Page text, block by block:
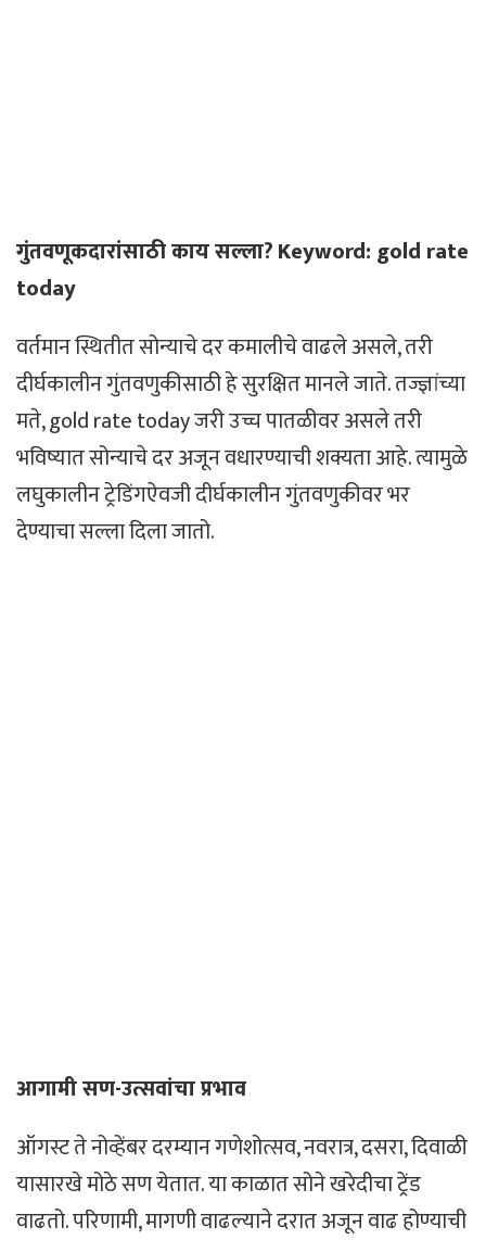
गुंतवणूकदारांसाठी काय सल्ला?Keyword: gold rate
today
वर्तमान स्थितीत सोन्याचे दर कमालीचे वाढले असले, तरी
दीर्घकालीन गुंतवणुकीसाठी हे सुरक्षित मानले जाते. तज्ज्ञांच्या
मते, gold rate today जरी उच्च पातळीवर असले तरी
भविष्यात सोन्याचे दर अजून वधारण्याची शक्यता आहे. त्यामुळे
लघुकालीन ट्रेडिंगऐवजी दीर्घकालीन गुंतवणुकीवर भर
देण्याचा सल्ला दिला जातो.
आगामी सण-उत्सवांचा प्रभाव
ऑगस्ट ते नोव्हेंबर दरम्यान गणेशोत्सव, नवरात्र, दसरा, दिवाळी
यासारखे मोठे सण येतात. या काळात सोने खरेदीचा ट्रेंड
वाढतो. परिणामी, मागणी वाढल्याने दरात अजून वाढ होण्याची